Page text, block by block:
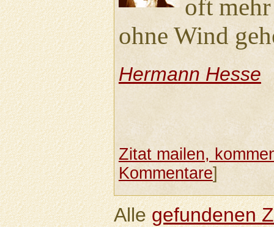
oft
ohne Wind
Hermann Hesse
Zitat mailen,
Kommentare]
Allegefundenen